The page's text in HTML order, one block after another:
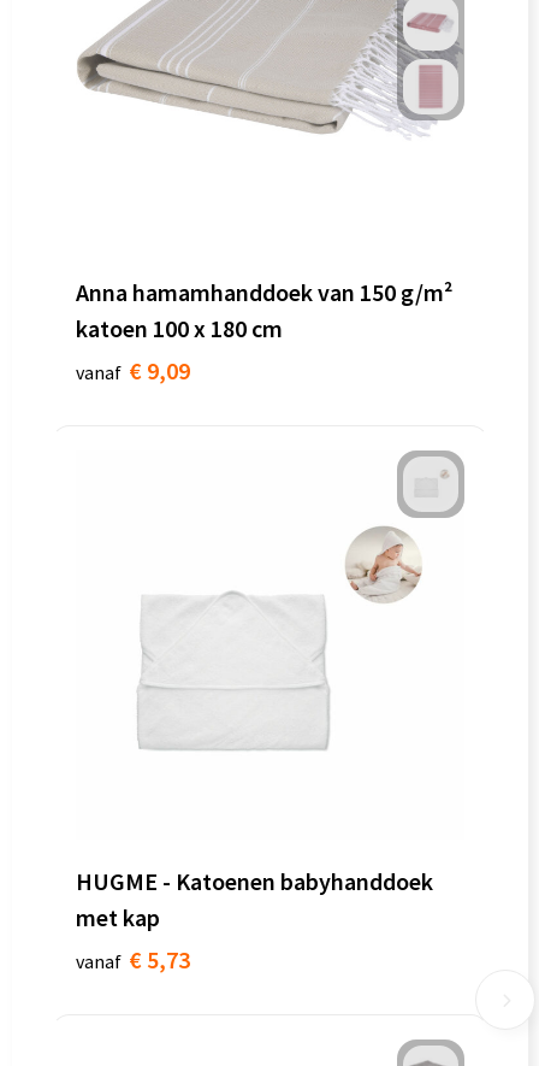
Anna hamamhanddoek van 150 g/m²
katoen 100 x 180 cm
vanaf € 9,09
HUGME - Katoenen babyhanddoek
met kap
vanaf € 5,73